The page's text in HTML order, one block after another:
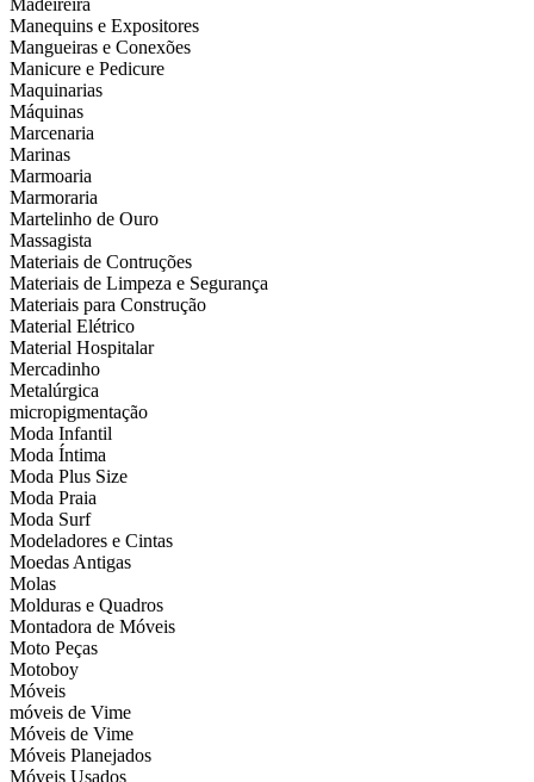
Madeireira
Manequins e Expositores
Mangueiras e Conexões
Manicure e Pedicure
Maquinarias
Máquinas
Marcenaria
Marinas
Marmoaria
Marmoraria
Martelinho de Ouro
Massagista
Materiais de Contruções
Materiais de Limpeza e Segurança
Materiais para Construção
Material Elétrico
Material Hospitalar
Mercadinho
Metalúrgica
micropigmentação
Moda Infantil
Moda Íntima
Moda Plus Size
Moda Praia
Moda Surf
Modeladores e Cintas
Moedas Antigas
Molas
Molduras e Quadros
Montadora de Móveis
Moto Peças
Motoboy
Móveis
móveis de Vime
Móveis de Vime
Móveis Planejados
Móveis Usados